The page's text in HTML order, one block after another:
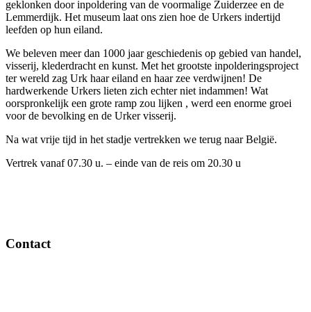
geklonken door inpoldering van de voormalige Zuiderzee en de
Lemmerdijk. Het museum laat ons zien hoe de Urkers indertijd
leefden op hun eiland.
We beleven meer dan 1000 jaar geschiedenis op gebied van handel,
visserij, klederdracht en kunst. Met het grootste inpolderingsproject
ter wereld zag Urk haar eiland en haar zee verdwijnen! De
hardwerkende Urkers lieten zich echter niet indammen! Wat
oorspronkelijk een grote ramp zou lijken , werd een enorme groei
voor de bevolking en de Urker visserij.
Na wat vrije tijd in het stadje vertrekken we terug naar België.
Vertrek vanaf 07.30 u. – einde van de reis om 20.30 u
Contact